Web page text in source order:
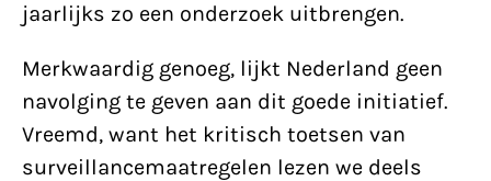
jaarlijks zo een onderzoek uitbrengen.
Merkwaardig genoeg, lijkt Nederland geen
navolging te geven aan dit goede initiatief.
Vreemd, want het kritisch toetsen van
surveillancemaatregelen lezen we deels